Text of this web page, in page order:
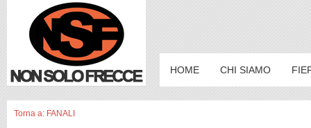
HOME CHI SIAMO
Torna a: FANALI